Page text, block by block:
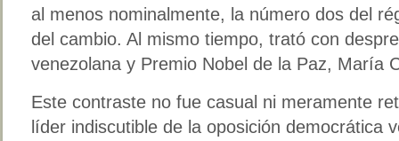
al menos nominalmente, la número dos del
del cambio. Al mismo tiempo, trató con
venezolana y Premio Nobel de la Paz, María
Este contraste no fue casual ni meramente
líder indiscutible de la oposición democrática